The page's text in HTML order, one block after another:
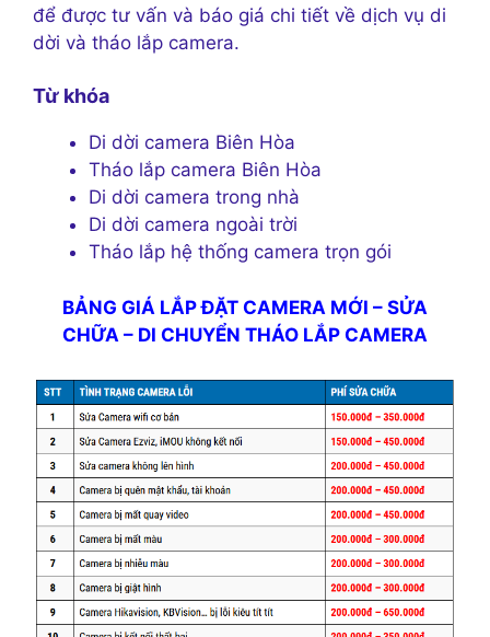
để được tư vấn và báo giá chi tiết về dịch vụ di
dời và tháo lắp camera.
Từ khóa
Di dời camera Biên Hòa
Tháo lắp camera Biên Hòa
Di dời camera trong nhà
Di dời camera ngoài trời
Tháo lắp hệ thống camera trọn gói
BẢNG GIÁ LẮP ĐẶT CAMERA MỚI – SỬA
CHỮA – DI CHUYỂN THÁO LẮP CAMERA